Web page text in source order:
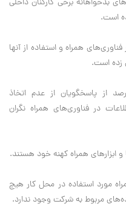
بدخواهانه برخی کارکنان داخلی
است.
همراه و استفاده از آنها
زده است.
پژوهش نشان می‌دهد که ۳۹ درصد از پاسخگویان از عدم اتخاذ
در فناوری‌های همراه نگران
و ابزارهای همراه کهنه خود هستند.
مورد استفاده در محل کار هیچ
مربوط به شرکت وجود ندارد.